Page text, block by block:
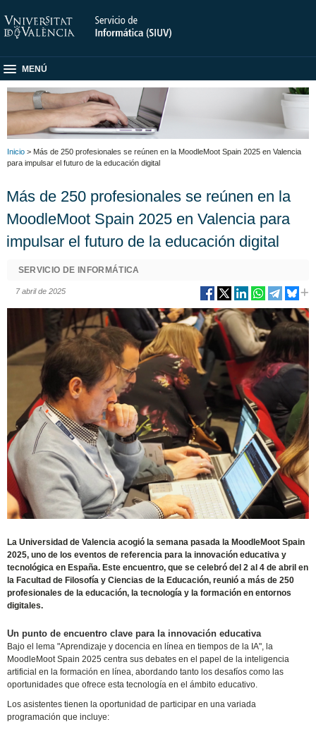
MENÚ
Inicio > Más de 250 profesionales se reúnen en la MoodleMoot Spain 2025 en Valencia
para impulsar el futuro de la educación digital
Más de 250 profesionales se reúnen en la
MoodleMoot Spain 2025 en Valencia para
impulsar el futuro de la educación digital
SERVICIO DE INFORMÁTICA
7 abril de 2025
La Universidad de Valencia acogió la semana pasada la MoodleMoot Spain
2025, uno de los eventos de referencia para la innovación educativa y
tecnológica en España. Este encuentro, que se celebró del 2 al 4 de abril en
la Facultad de Filosofía y Ciencias de la Educación, reunió a más de 250
profesionales de la educación, la tecnología y la formación en entornos
digitales.
Un punto de encuentro clave para la innovación educativa
Bajo el lema "Aprendizaje y docencia en línea en tiempos de la IA", la
MoodleMoot Spain 2025 centra sus debates en el papel de la inteligencia
artificial en la formación en línea, abordando tanto los desafíos como las
oportunidades que ofrece esta tecnología en el ámbito educativo.
Los asistentes tienen la oportunidad de participar en una variada
programación que incluye: